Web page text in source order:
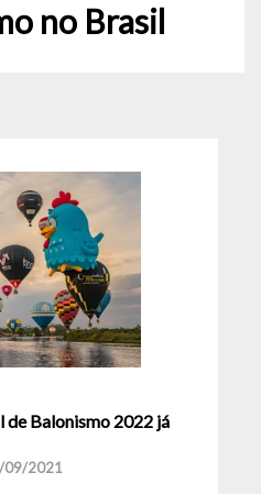
no Brasil
de Balonismo 2022 já
09/2021